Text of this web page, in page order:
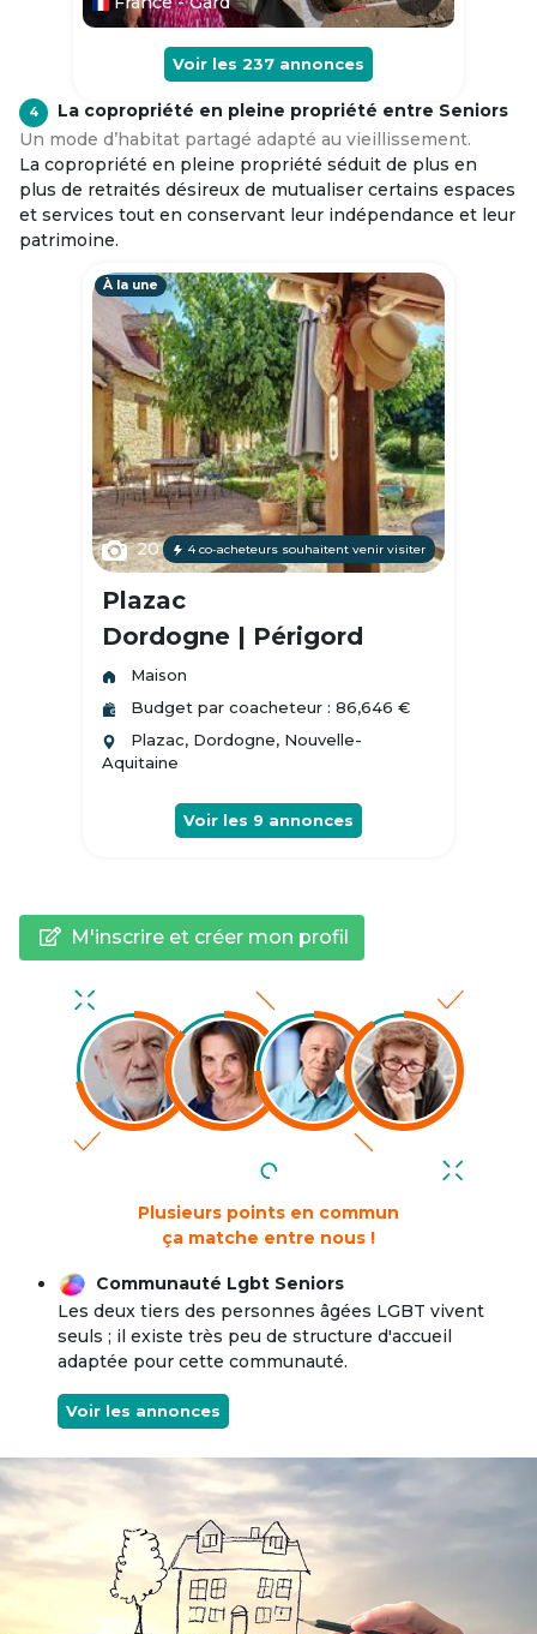
Voir les 237 annonces
4
La copropriété en pleine propriété entre Seniors
Un mode d’habitat partagé adapté au vieillissement.
La copropriété en pleine propriété séduit de plus en
plus de retraités désireux de mutualiser certains espaces
et services tout en conservant leur indépendance et leur
patrimoine.
À la une
20 4 co-acheteurs souhaitent venir visiter
Plazac
Dordogne | Périgord
Maison
Budget par coacheteur : 86,646 €
Plazac, Dordogne, Nouvelle-
Aquitaine
Voir les 9 annonces
M'inscrire et créer mon profil
Plusieurs points en commun
ça matche entre nous !
Communauté Lgbt Seniors
Les deux tiers des personnes âgées LGBT vivent
seuls ; il existe très peu de structure d'accueil
adaptée pour cette communauté.
Voir les annonces